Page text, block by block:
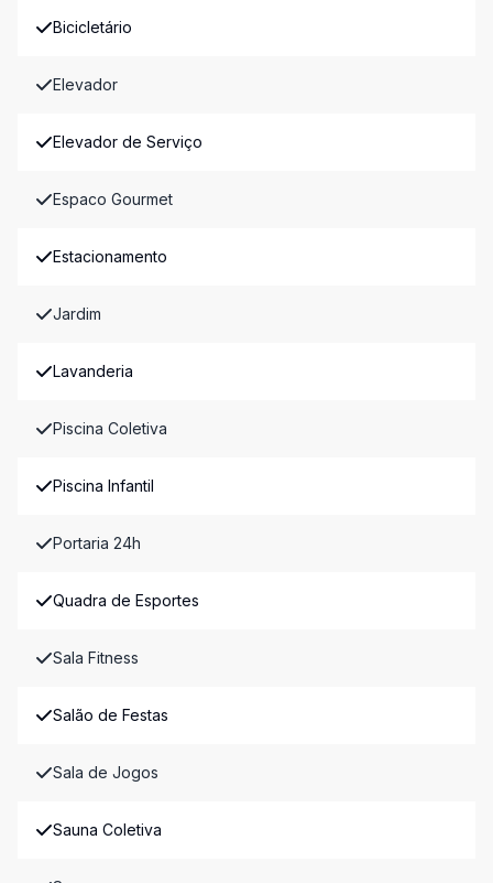
Bicicletário
Elevador
Elevador de Serviço
Espaco Gourmet
Estacionamento
Jardim
Lavanderia
Piscina Coletiva
Piscina Infantil
Portaria 24h
Quadra de Esportes
Sala Fitness
Salão de Festas
Sala de Jogos
Sauna Coletiva